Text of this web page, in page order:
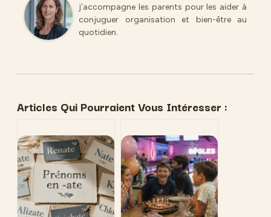
j’accompagne les parents pour les aider à
conjuguer organisation et bien-être au
quotidien.
Articles Qui Pourraient Vous Intéresser :